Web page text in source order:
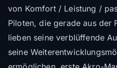
von Komfort / Leistung /
Piloten, die gerade aus der
lieben seine verblüffende
seine